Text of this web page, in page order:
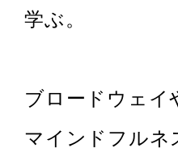
学ぶ。
ブロードウェイ
マインドフルネ